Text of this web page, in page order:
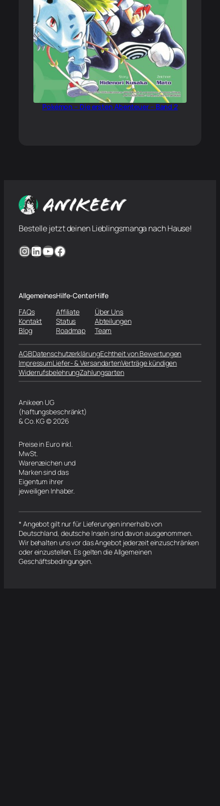
Pokémon – Die ersten Abenteuer – Band 2
Bestelle jetzt deinen Lieblingsmanga nach Hause!
InstagramLinkedIn YouTube Facebook
Allgemeines
FAQs
Kontakt
Blog
Hilfe-Center
Affiliate
Status
Roadmap
Hilfe
Über Uns
Abteilungen
Team
AGBDatenschutzerklärungEchtheit von Bewertungen
ImpressumLiefer- & VersandartenVerträge kündigen
WiderrufsbelehrungZahlungsarten
Anikeen UG
(haftungsbeschränkt)
& Co. KG © 2026
Preise in Euro inkl.
MwSt.
Warenzeichen und
Marken sind das
Eigentum ihrer
jeweiligen Inhaber.
* Angebot gilt nur für Lieferungen innerhalb von
Deutschland, deutsche Inseln sind davon ausgenommen.
Wir behalten uns vor das Angebot jederzeit einzuschränken
oder einzustellen. Es gelten die Allgemeinen
Geschäftsbedingungen.